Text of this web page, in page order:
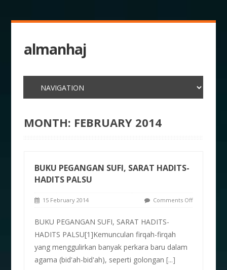
almanhaj
MONTH: FEBRUARY 2014
BUKU PEGANGAN SUFI, SARAT HADITS-
HADITS PALSU
15 February 2014 Comments Off
BUKU PEGANGAN SUFI, SARAT HADITS-
HADITS PALSU[1]Kemunculan firqah-firqah
yang menggulirkan banyak perkara baru dalam
agama (bid'ah-bid'ah), seperti golongan[...]